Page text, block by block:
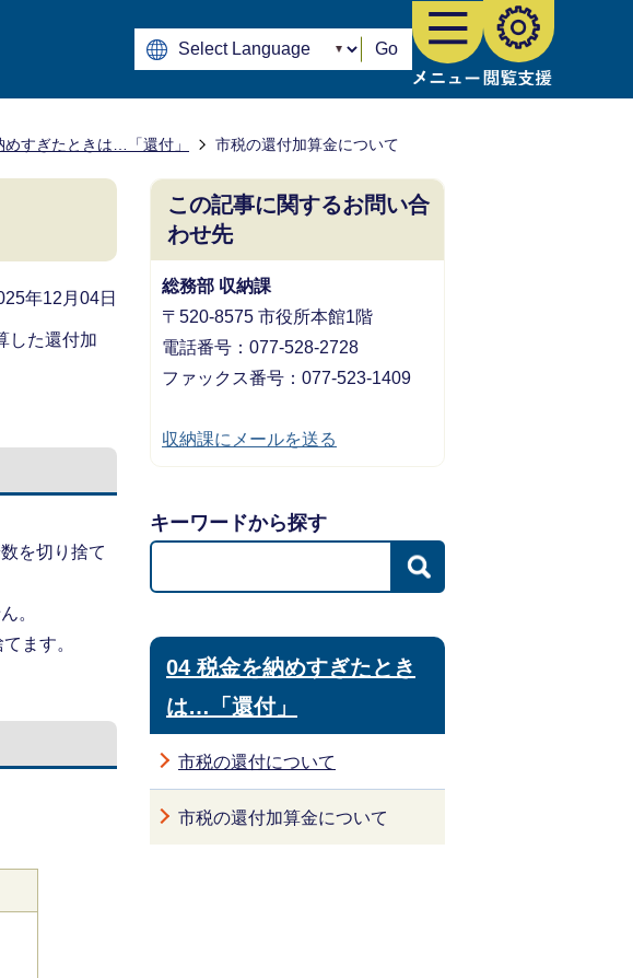
Go
すぎたときは…「還付」 市税の還付加算金について
年12月04日
した還付加
を切り捨て
。
ます。
この記事に関するお問い合
わせ先
総務部 収納課
〒520-8575 市役所本館1階
電話番号：077-528-2728
ファックス番号：077-523-1409
収納課にメールを送る
キーワードから探す
04 税金を納めすぎたとき
は…「還付」
市税の還付について
市税の還付加算金について